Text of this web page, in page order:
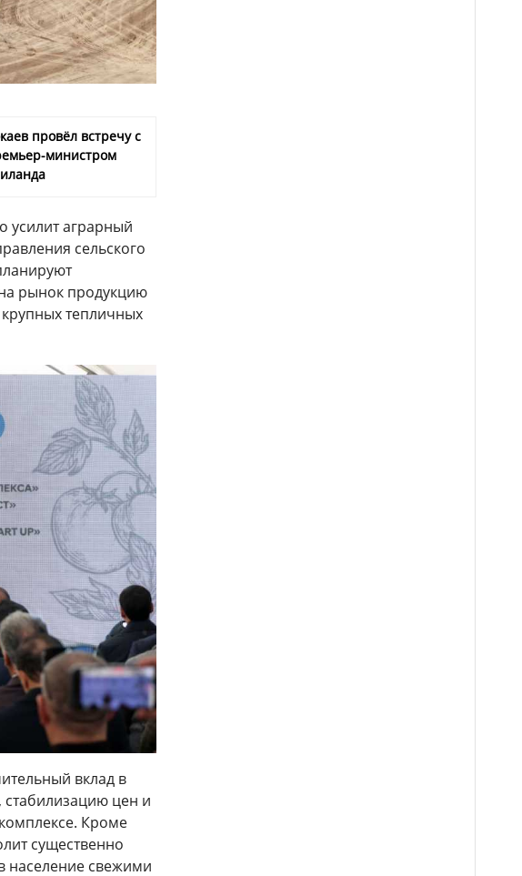
провёл встречу с
министром
усилит аграрный
сельского
рынок продукцию
тепличных
вклад в
цен и
Кроме
существенно
население свежими